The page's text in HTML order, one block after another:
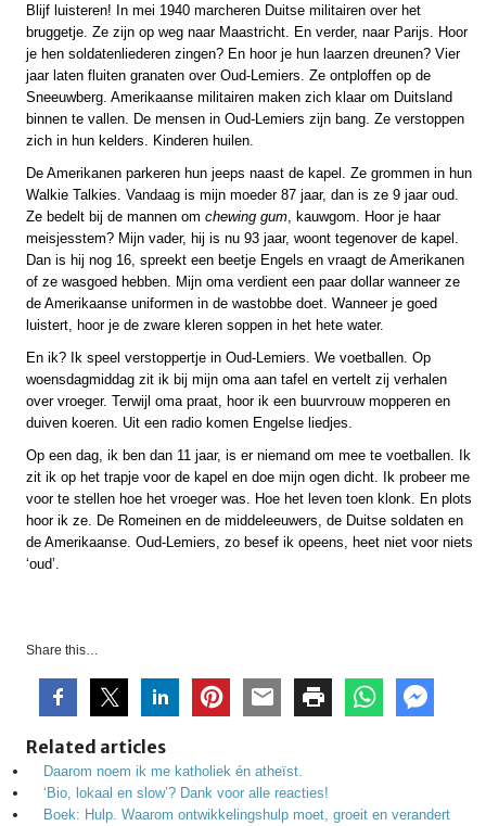
Blijf luisteren! In mei 1940 marcheren Duitse militairen over het
bruggetje. Ze zijn op weg naar Maastricht. En verder, naar Parijs. Hoor
je hen soldatenliederen zingen? En hoor je hun laarzen dreunen? Vier
jaar laten fluiten granaten over Oud-Lemiers. Ze ontploffen op de
Sneeuwberg. Amerikaanse militairen maken zich klaar om Duitsland
binnen te vallen. De mensen in Oud-Lemiers zijn bang. Ze verstoppen
zich in hun kelders. Kinderen huilen.
De Amerikanen parkeren hun jeeps naast de kapel. Ze grommen in hun
Walkie Talkies. Vandaag is mijn moeder 87 jaar, dan is ze 9 jaar oud.
Ze bedelt bij de mannen om chewing gum , kauwgom. Hoor je haar
meisjesstem? Mijn vader, hij is nu 93 jaar, woont tegenover de kapel.
Dan is hij nog 16, spreekt een beetje Engels en vraagt de Amerikanen
of ze wasgoed hebben. Mijn oma verdient een paar dollar wanneer ze
de Amerikaanse uniformen in de wastobbe doet. Wanneer je goed
luistert, hoor je de zware kleren soppen in het hete water.
En ik? Ik speel verstoppertje in Oud-Lemiers. We voetballen. Op
woensdagmiddag zit ik bij mijn oma aan tafel en vertelt zij verhalen
over vroeger. Terwijl oma praat, hoor ik een buurvrouw mopperen en
duiven koeren. Uit een radio komen Engelse liedjes.
Op een dag, ik ben dan 11 jaar, is er niemand om mee te voetballen. Ik
zit ik op het trapje voor de kapel en doe mijn ogen dicht. Ik probeer me
voor te stellen hoe het vroeger was. Hoe het leven toen klonk. En plots
hoor ik ze. De Romeinen en de middeleeuwers, de Duitse soldaten en
de Amerikaanse. Oud-Lemiers, zo besef ik opeens, heet niet voor niets
‘oud’.
Share this…
Related articles
Daarom noem ik me katholiek én atheïst.
‘Bio, lokaal en slow’? Dank voor alle reacties!
Boek: Hulp. Waarom ontwikkelingshulp moet, groeit en verandert